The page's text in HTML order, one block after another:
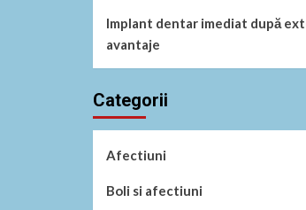
Implant dentar imediat după
avantaje
Categorii
Afectiuni
Boli si afectiuni